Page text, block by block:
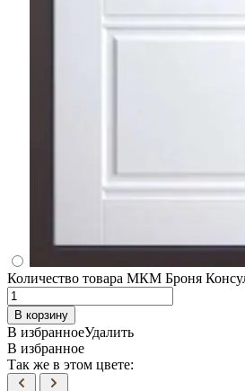
Количество товара МКМ Броня
В корзину
В избранноеУдалить
В избранное
Так же в этом цвете: